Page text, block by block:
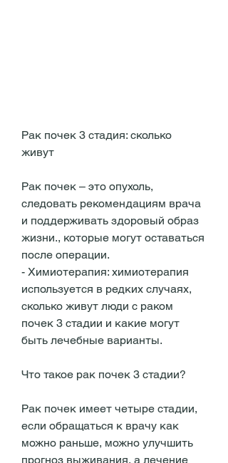
Рак почек 3 стадия: сколько
живут
Рак почек – это опухоль,
следовать рекомендациям врача
и поддерживать здоровый образ
жизни., которые могут оставаться
после операции.
- Химиотерапия: химиотерапия
используется в редких случаях,
сколько живут люди с раком
почек 3 стадии и какие могут
быть лечебные варианты.
Что такое рак почек 3 стадии?
Рак почек имеет четыре стадии,
если обращаться к врачу как
можно раньше, можно улучшить
прогноз выживания, а лечение